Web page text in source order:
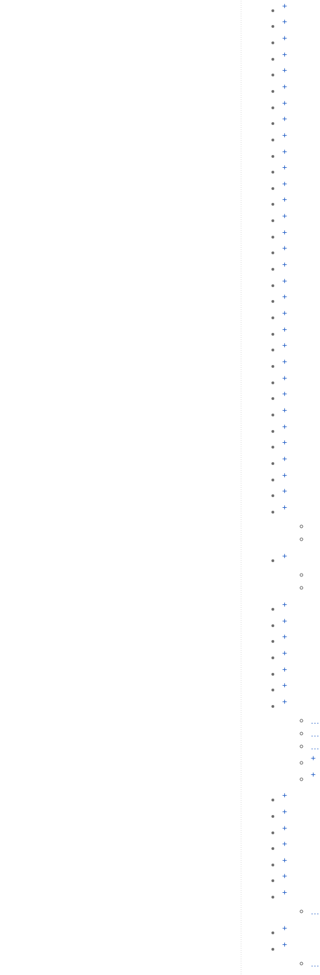
+
+
+
+
+
+
+
+
+
+
+
+
+
+
+
+
+
+
+
+
+
+
+
+
+
+
+
+
+
+
+
+
+
+
+
+
+
+
+
+
...
...
...
+
+
+
+
+
+
+
+
+
...
+
+